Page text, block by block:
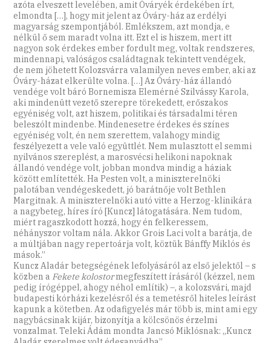
azóta elveszett levelében, amit Óváryék érdekében írt,
elmondta […], hogy mit jelent az Óváry-ház az erdélyi
magyarság szempontjából. Emlékszem, azt mondja, e
nélkül ő sem maradt volna itt. Ezt el is hiszem, mert itt
nagyon sok érdekes ember fordult meg, voltak rendszeres,
mindennapi, valóságos családtagnak tekintett vendégek,
de nem jöhetett Kolozsvárra valamilyen neves ember, aki az
Óváry-házat elkerülte volna. […] Az Óváry-ház állandó
vendége volt báró Bornemisza Elemérné Szilvássy Karola,
aki mindenütt vezető szerepre törekedett, erőszakos
egyéniség volt, azt hiszem, politikai és társadalmi téren
beleszólt mindenbe. Mindenesetre érdekes és színes
egyéniség volt, én nem szerettem, valahogy mindig
feszélyezett a vele való együttlét. Nem mulasztott el semmi
nyilvános szereplést, a marosvécsi helikoni napoknak
állandó vendége volt, jobban mondva mindig a háziak
között említették. Ha Pesten volt, a miniszterelnöki
palotában vendégeskedett, jó barátnője volt Bethlen
Margitnak. A miniszterelnöki autó vitte a Herzog-klinikára
a nagybeteg, híres író [Kuncz] látogatására. Nem tudom,
miért ragaszkodott hozzá, hogy én felkeressem,
néhányszor voltam nála. Akkor Grois Laci volt a barátja, de
a múltjában nagy repertoárja volt, köztük Bánffy Miklós és
mások.”
Kuncz Aladár betegségének lefolyásáról az első jelektől – s
közben a Fekete kolostormegfeszített írásáról (kézzel, nem
pedig írógéppel, ahogy néhol említik) –, a kolozsvári, majd
budapesti kórházi kezelésről és a temetésről hiteles leírást
kapunk a kötetben. Az odafigyelés már több is, mint ami egy
nagybácsinak kijár, bizonyítja a kölcsönös érzelmi
vonzalmat. Teleki Ádám mondta Jancsó Miklósnak: „Kuncz